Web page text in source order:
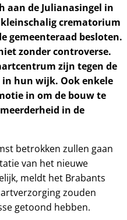
de Julianasingel in
crematorium
gemeenteraad besloten.
zonder controverse.
zijn tegen de
hun wijk. Ook enkele
in om de bouw te
in de
betrokken zullen gaan
van het nieuwe
meldt het Brabants
zouden
getoond hebben.